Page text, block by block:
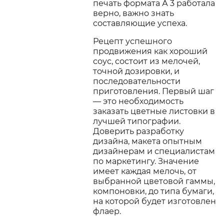
печать формата А 3 работала
верно, важно знать
составляющие успеха.
Рецепт успешного
продвижения как хороший
соус, состоит из мелочей,
точной дозировки, и
последовательности
приготовления. Первый шаг
— это необходимость
заказать цветные листовки в
лучшей типографии.
Доверить разработку
дизайна, макета опытным
дизайнерам и специалистам
по маркетингу. Значение
имеет каждая мелочь, от
выбранной цветовой гаммы,
компоновки, до типа бумаги,
на которой будет изготовлен
флаер.